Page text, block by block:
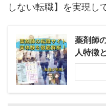
しない転職】を実現し
薬剤師
人特徴